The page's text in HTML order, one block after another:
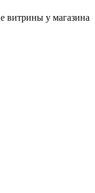
витрины у магазина